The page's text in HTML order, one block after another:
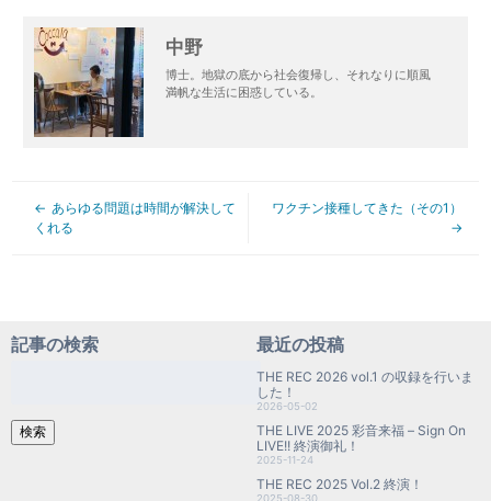
中野
博士。地獄の底から社会復帰し、それなりに順風
満帆な生活に困惑している。
あらゆる問題は時間が解決して
くれる
ワクチン接種してきた（その1）
記事の検索
検索
最近の投稿
THE REC 2026 vol.1 の収録を行いま
した！
2026-05-02
THE LIVE 2025 彩音来福 – Sign On
LIVE!! 終演御礼！
2025-11-24
THE REC 2025 Vol.2 終演！
2025-08-30